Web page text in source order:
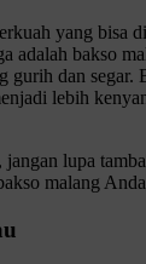
yang bisa
adalah bakso
gurih dan segar.
lebih
lupa
malang